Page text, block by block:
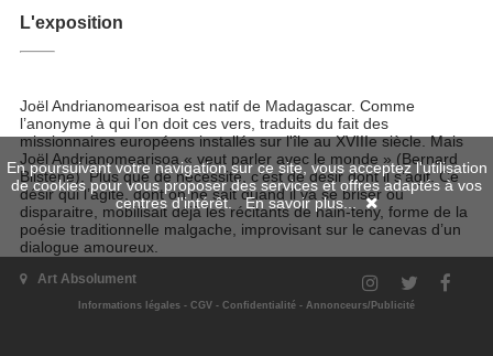
L'exposition
Joël Andrianomearisoa est natif de Madagascar. Comme
l’anonyme à qui l’on doit ces vers, traduits du fait des
missionnaires européens installés sur l'île au XVIIIe siècle. Mais
Joël Andrianomearisoa « veut parler avec le monde » (Bernard
Blistène). Plus que de nécessité, c’est de désir dont il s’agit. Ce
désir qui l’agite, dont on ne sait quand il va se briser ou
disparaitre, mobilisait déjà les récitants de hain-teny, forme de la
poésie traditionnelle malgache, improvisant sur le canevas d’un
dialogue amoureux.
Extrait de l'article de Tom Laurent publié dans le
N°101 de la
revue Art Absolument.
Art Absolument
Informations légales - CGV - Confidentialité - Annonceurs/Publicité
En poursuivant votre navigation sur ce site, vous acceptez l'utilisation
de cookies pour vous proposer des services et offres adaptés à vos
centres d'intérêt.En savoir plus...